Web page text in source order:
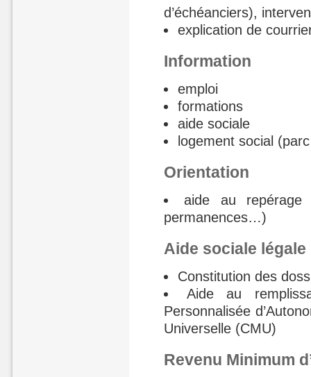
d’échéanciers),
explication de
Information
emploi
formations
aide sociale
logement social
Orientation
aide au repérage
permanences…)
Aide sociale légale
Constitution des
Aide au
Personnalisée
Universelle (CMU)
Revenu Minimum